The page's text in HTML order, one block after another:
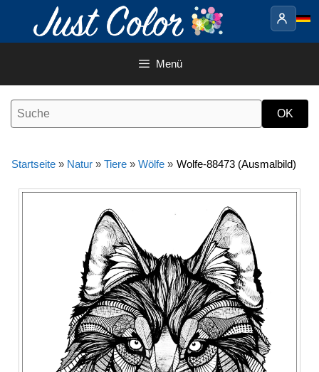
Inhalt
Menü
Startseite » Natur » Tiere » Wölfe » Wolfe-88473 (Ausmalbild)